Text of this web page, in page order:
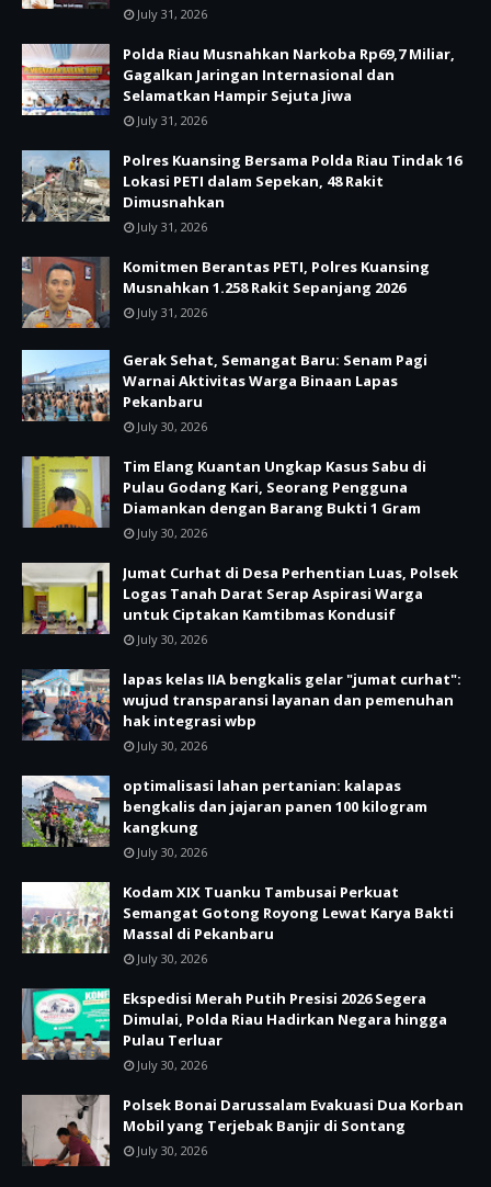
July 31, 2026
Polda Riau Musnahkan Narkoba Rp69,7 Miliar,
Gagalkan Jaringan Internasional dan
Selamatkan Hampir Sejuta Jiwa
July 31, 2026
Polres Kuansing Bersama Polda Riau Tindak 16
Lokasi PETI dalam Sepekan, 48 Rakit
Dimusnahkan
July 31, 2026
Komitmen Berantas PETI, Polres Kuansing
Musnahkan 1.258 Rakit Sepanjang 2026
July 31, 2026
Gerak Sehat, Semangat Baru: Senam Pagi
Warnai Aktivitas Warga Binaan Lapas
Pekanbaru
July 30, 2026
Tim Elang Kuantan Ungkap Kasus Sabu di
Pulau Godang Kari, Seorang Pengguna
Diamankan dengan Barang Bukti 1 Gram
July 30, 2026
Jumat Curhat di Desa Perhentian Luas, Polsek
Logas Tanah Darat Serap Aspirasi Warga
untuk Ciptakan Kamtibmas Kondusif
July 30, 2026
lapas kelas IIA bengkalis gelar "jumat curhat":
wujud transparansi layanan dan pemenuhan
hak integrasi wbp
July 30, 2026
optimalisasi lahan pertanian: kalapas
bengkalis dan jajaran panen 100 kilogram
kangkung
July 30, 2026
Kodam XIX Tuanku Tambusai Perkuat
Semangat Gotong Royong Lewat Karya Bakti
Massal di Pekanbaru
July 30, 2026
Ekspedisi Merah Putih Presisi 2026 Segera
Dimulai, Polda Riau Hadirkan Negara hingga
Pulau Terluar
July 30, 2026
Polsek Bonai Darussalam Evakuasi Dua Korban
Mobil yang Terjebak Banjir di Sontang
July 30, 2026